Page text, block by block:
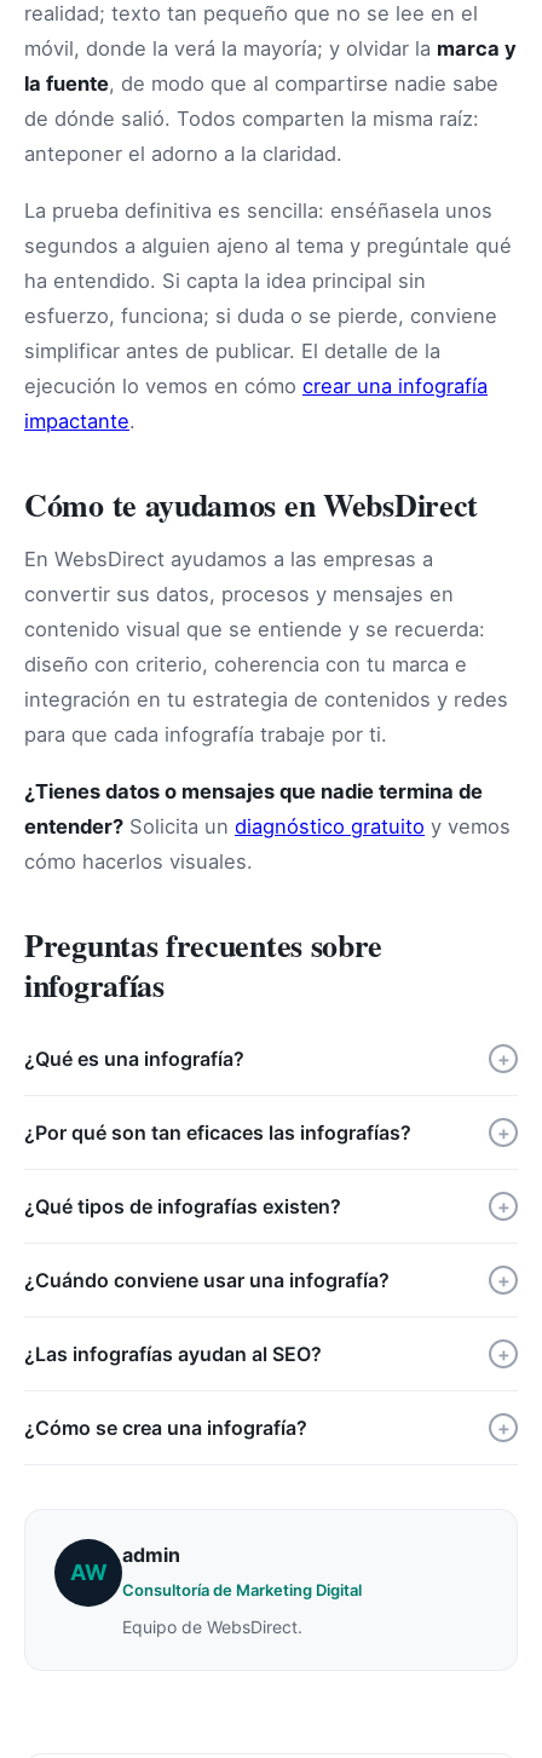
realidad; texto tan pequeño que no se lee en el
móvil, donde la verá la mayoría; y olvidar la marca y
la fuente, de modo que al compartirse nadie sabe
de dónde salió. Todos comparten la misma raíz:
anteponer el adorno a la claridad.
La prueba definitiva es sencilla: enséñasela unos
segundos a alguien ajeno al tema y pregúntale qué
ha entendido. Si capta la idea principal sin
esfuerzo, funciona; si duda o se pierde, conviene
simplificar antes de publicar. El detalle de la
ejecución lo vemos en cómo crear una infografía
impactante.
Cómo te ayudamos en WebsDirect
En WebsDirect ayudamos a las empresas a
convertir sus datos, procesos y mensajes en
contenido visual que se entiende y se recuerda:
diseño con criterio, coherencia con tu marca e
integración en tu estrategia de contenidos y redes
para que cada infografía trabaje por ti.
¿Tienes datos o mensajes que nadie termina de
entender? Solicita un diagnóstico gratuito y vemos
cómo hacerlos visuales.
Preguntas frecuentes sobre
infografías
¿Qué es una infografía? +
¿Por qué son tan eficaces las infografías? +
¿Qué tipos de infografías existen? +
¿Cuándo conviene usar una infografía? +
¿Las infografías ayudan al SEO? +
¿Cómo se crea una infografía? +
AW
admin
Consultoría de Marketing Digital
Equipo de WebsDirect.